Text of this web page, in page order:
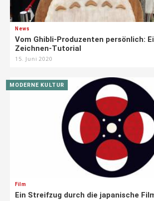
News
Vom Ghibli-Produzenten persönlich:
Zeichnen-Tutorial
15. Juni 2020
MODERNE KULTUR
Film
Ein Streifzug durch die japanische